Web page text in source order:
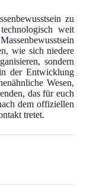
zu
weit
wie sich niedere
sondern
der Entwicklung
Wesen,
das für euch
dem offiziellen
tretet.